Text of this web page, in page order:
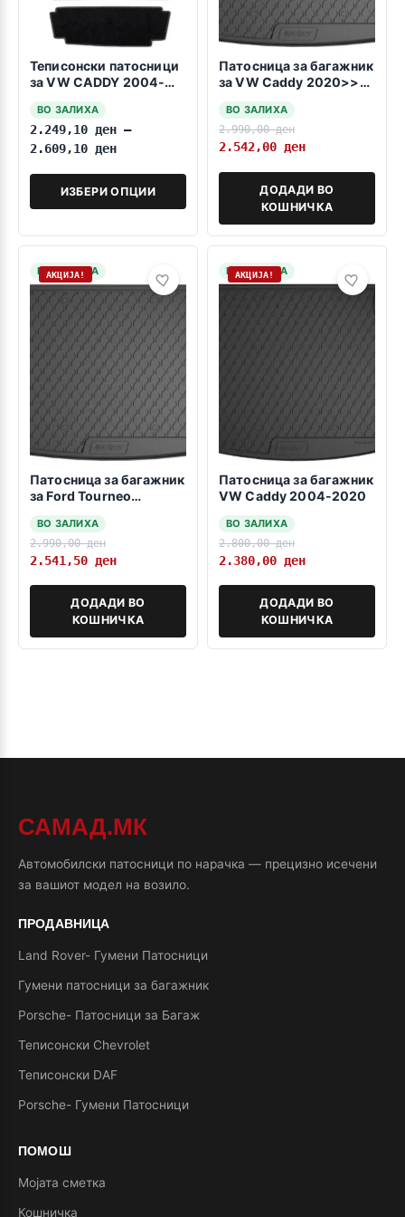
Теписонски патосници
за VW CADDY 2004-
ВО ЗАЛИХА
2.249,10 ден –
2.609,10 ден
ИЗБЕРИ ОПЦИИ
Патосница за багажник
за VW Caddy 2020>>>
ВО ЗАЛИХА
2.990,00ден
2.542,00 ден
ДОДАДИ ВО
КОШНИЧКА
НА ЗАЛИХА
АКЦИЈА!
Патосница за багажник
за Ford Tourneo
ВО ЗАЛИХА
2.990,00ден
2.541,50 ден
ДОДАДИ ВО
КОШНИЧКА
НА ЗАЛИХА
АКЦИЈА!
Патосница за багажник
VW Caddy 2004-2020
ВО ЗАЛИХА
2.800,00ден
2.380,00 ден
ДОДАДИ ВО
КОШНИЧКА
САМАД.МК
Автомобилски патосници по нарачка — прецизно исечени
за вашиот модел на возило.
ПРОДАВНИЦА
Land Rover- Гумени Патосници
Гумени патосници за багажник
Porsche- Патосници за Багаж
Теписонски Chevrolet
Теписонски DAF
Porsche- Гумени Патосници
ПОМОШ
Мојата сметка
Кошничка